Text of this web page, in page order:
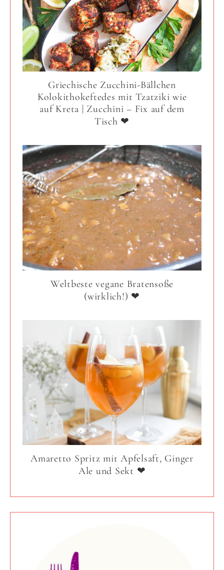
Griechische Zucchini-Bällchen
Kolokithokeftedes mit Tzatziki wie
auf Kreta | Zucchini – Fix auf dem
Tisch ❤
Weltbeste vegane Bratensoße
(wirklich!) ❤
Amaretto Spritz mit Apfelsaft, Ginger
Ale und Sekt ❤